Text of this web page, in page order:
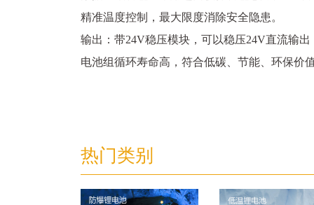
精准温度控制，最大限度消除安全隐患。
输出：带24V稳压模块，可以稳压24V直流输出
电池组循环寿命高，符合低碳、节能、环保价
热门类别